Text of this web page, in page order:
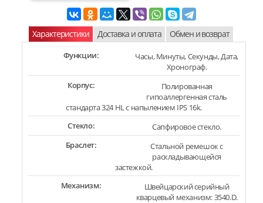
Характеристики Доставка и оплата Обмен и возврат
Функции:
Часы, Минуты, Секунды, Дата,
Хронограф.
Корпус:
Полированная
гипоаллергенная сталь
стандарта 324 HL с напылением IPS 16k.
Стекло:
Сапфировое стекло.
Браслет:
Стальной ремешок с
раскладывающейся
застежкой.
Механизм:
Швейцарский серийный
кварцевый механизм: 3540.D.